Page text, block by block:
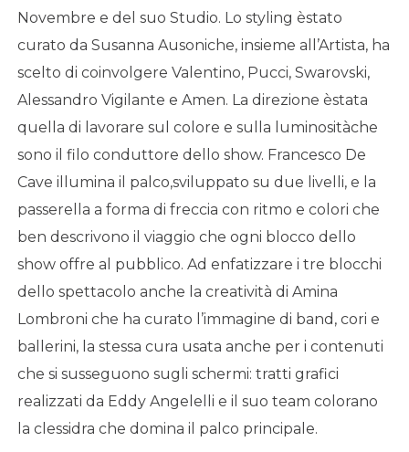
Novembre e del suo Studio. Lo styling èstato
curato da Susanna Ausoniche, insieme all’Artista, ha
scelto di coinvolgere Valentino, Pucci, Swarovski,
Alessandro Vigilante e Amen. La direzione èstata
quella di lavorare sul colore e sulla luminositàche
sono il filo conduttore dello show. Francesco De
Cave illumina il palco,sviluppato su due livelli, e la
passerella a forma di freccia con ritmo e colori che
ben descrivono il viaggio che ogni blocco dello
show offre al pubblico. Ad enfatizzare i tre blocchi
dello spettacolo anche la creatività di Amina
Lombroni che ha curato l’immagine di band, cori e
ballerini, la stessa cura usata anche per i contenuti
che si susseguono sugli schermi: tratti grafici
realizzati da Eddy Angelelli e il suo team colorano
la clessidra che domina il palco principale.